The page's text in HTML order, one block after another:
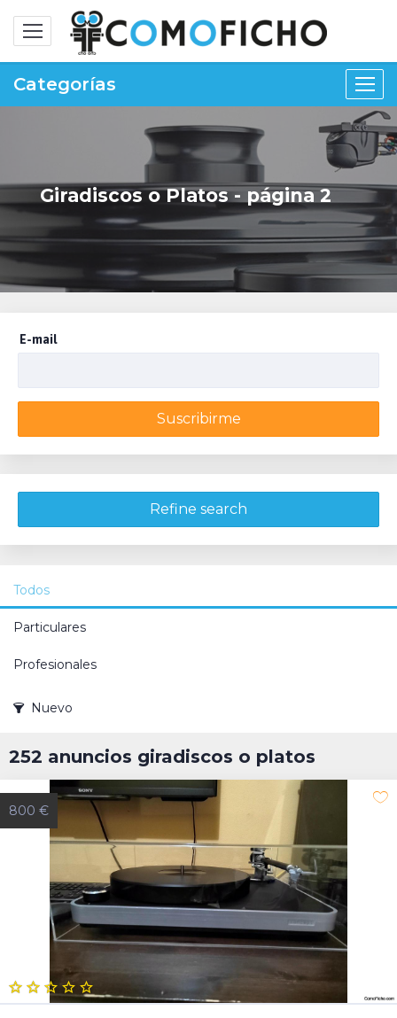
Alternar
navegación
Categorías
Giradiscos o Platos - página 2
E-mail
Suscribirme
Refine search
Todos
Particulares
Profesionales
Nuevo
252 anuncios giradiscos o platos
800 €